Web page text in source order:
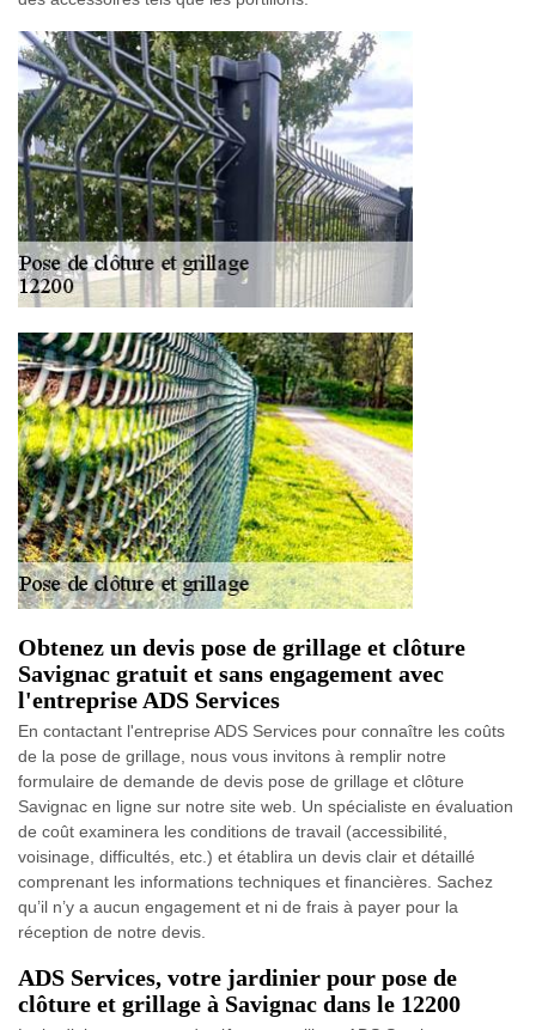
Obtenez un devis pose de grillage et clôture
Savignac gratuit et sans engagement avec
l'entreprise ADS Services
En contactant l'entreprise ADS Services pour connaître les coûts
de la pose de grillage, nous vous invitons à remplir notre
formulaire de demande de devis pose de grillage et clôture
Savignac en ligne sur notre site web. Un spécialiste en évaluation
de coût examinera les conditions de travail (accessibilité,
voisinage, difficultés, etc.) et établira un devis clair et détaillé
comprenant les informations techniques et financières. Sachez
qu’il n’y a aucun engagement et ni de frais à payer pour la
réception de notre devis.
ADS Services, votre jardinier pour pose de
clôture et grillage à Savignac dans le 12200